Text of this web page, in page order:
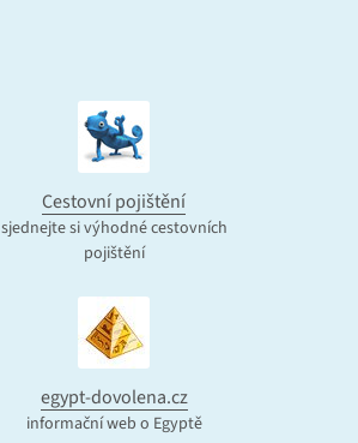
Cestovní pojištění
sjednejte si výhodné cestovních
pojištění
egypt-dovolena.cz
informační web o Egyptě